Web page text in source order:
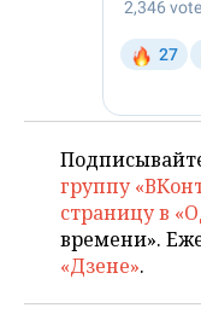
группу
страницу в
времени».
«Дзене».